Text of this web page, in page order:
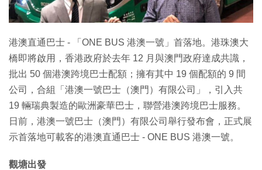
港澳直通巴士 - 「ONE BUS 港澳一號」首落地。港珠澳大
橋即將啟用，香港政府於去年 12 月與澳門政府達成共識，
批出 50 個港澳跨境巴士配額；擁有其中 19 個配額的 9 間
公司，合組「港澳一號巴士（澳門）有限公司」，引入共
19 輛瑞典製造的歐洲豪華巴士，聯營港澳跨境巴士服務。
日前，港澳一號巴士（澳門）有限公司舉行發布會，正式展
示首落地可載客的港澳直通巴士 - ONE BUS 港澳一號。
觀塘出發